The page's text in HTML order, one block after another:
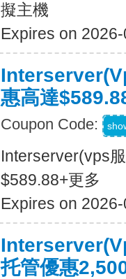
擬主機
Expires on
惠高達
Coupon Code:
Interserver(vps
$589.88+更多
Expires on
托管優惠